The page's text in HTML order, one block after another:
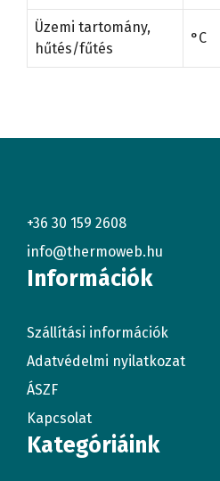
Üzemi tartomány,
hűtés/fűtés
°C
+36 30 159 2608
info@thermoweb.hu
Információk
Szállítási információk
Adatvédelmi nyilatkozat
ÁSZF
Kapcsolat
Kategóriáink